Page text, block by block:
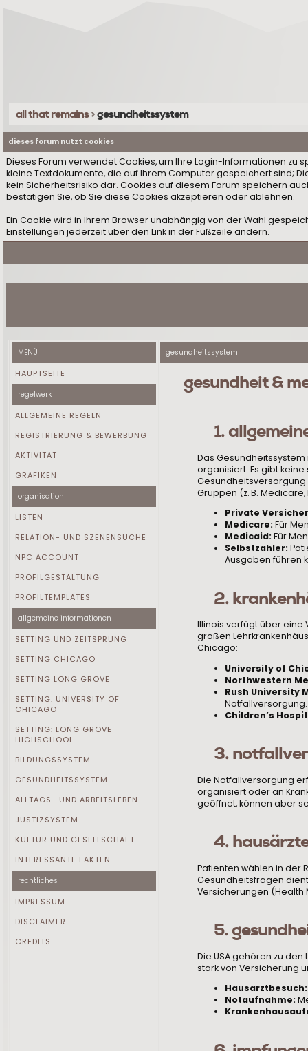
all that remains>gesundheitssystem
dieses forum nutzt cookies
Dieses Forum verwendet Cookies, um Ihre Login-Informationen zu
kleine Textdokumente, die auf Ihrem Computer gespeichert sind;
kein Sicherheitsrisiko dar. Cookies auf diesem Forum speichern
bestätigen Sie, ob Sie diese Cookies akzeptieren oder ablehnen.
Ein Cookie wird in Ihrem Browser unabhängig von der Wahl
Einstellungen jederzeit über den Link in der Fußzeile ändern.
MENÜ
HAUPTSEITE
regelwerk
ALLGEMEINE REGELN
REGISTRIERUNG & BEWERBUNG
AKTIVITÄT
GRAFIKEN
organisation
LISTEN
RELATION- UND SZENENSUCHE
NPC ACCOUNT
PROFILGESTALTUNG
PROFILTEMPLATES
allgemeine informationen
SETTING UND ZEITSPRUNG
SETTING CHICAGO
SETTING LONG GROVE
SETTING: UNIVERSITY OF
CHICAGO
SETTING: LONG GROVE
HIGHSCHOOL
BILDUNGSSYSTEM
GESUNDHEITSSYSTEM
ALLTAGS- UND ARBEITSLEBEN
JUSTIZSYSTEM
KULTUR UND GESELLSCHAFT
INTERESSANTE FAKTEN
rechtliches
IMPRESSUM
DISCLAIMER
CREDITS
gesundheitssystem
gesundheit &
1.
Das
organisiert. Es gibt
Gruppen (z. B.
Private
Medicare: Für
Medicaid: Für
Selbstzahler:
Ausgaben führen
2.
Illinois verfügt über eine
großen
Chicago:
University of
Northwestern
Rush University
Notfallversorgung.
Children’s
3.
Die Notfallversorgung
organisiert oder an
geöffnet, können aber
4.
Patienten wählen in der
Gesundheitsfragen
Versicherungen (Health
5.
Die USA gehören zu
stark von Versicherung
Hausarztbesuch:
Notaufnahme: